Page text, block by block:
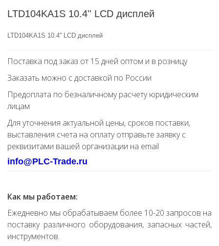
LTD104KA1S 10.4'' LCD дисплей
LTD104KA1S 10.4'' LCD дисплей
Поставка под заказ от 15 дней оптом и в розницу
Заказать можно с доставкой по России
Предоплата по безналичному расчету юридическим
лицам
Для уточнения актуальной цены, сроков поставки,
выставления счета на оплату отправьте заявку с
реквизитами вашей организации на email
info@PLC-Trade.ru
Как мы работаем:
Ежедневно мы обрабатываем более 10-20 запросов на
поставку различного оборудования, запасных частей,
инструментов.